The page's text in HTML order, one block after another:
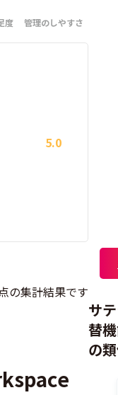
度 管理のしやすさ
5.0
サ
替
の